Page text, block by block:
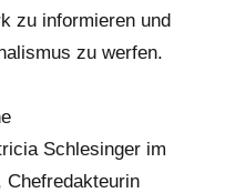
zu informieren und
zu werfen.
Schlesinger im
Chefredakteurin